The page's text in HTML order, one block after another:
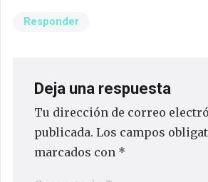
Responder
Deja una respuesta
Tu dirección de correo
publicada. Los campos
marcados con *